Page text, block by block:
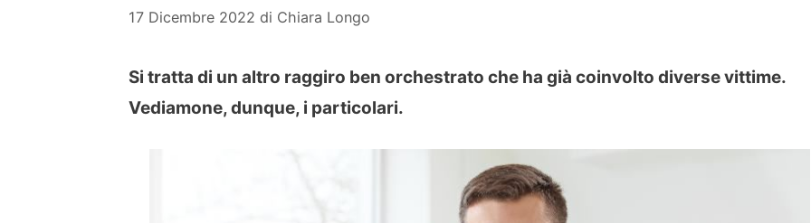
17 Dicembre 2022 di Chiara Longo
Si tratta di un altro raggiro ben orchestrato che ha già coinvolto diverse vittime.
Vediamone, dunque, i particolari.